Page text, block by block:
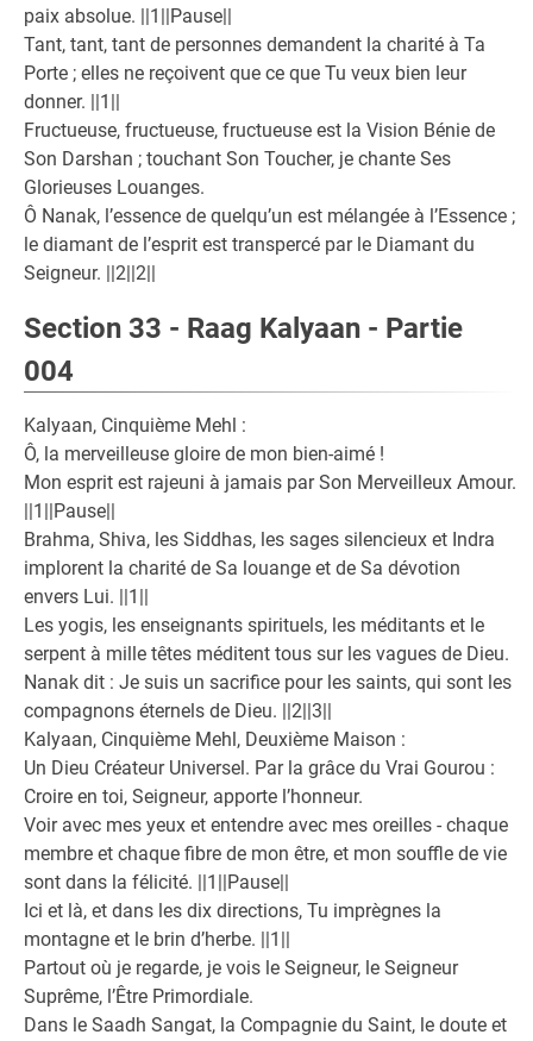
paix absolue. ||1||Pause||
Tant, tant, tant de personnes demandent la charité à Ta
Porte ; elles ne reçoivent que ce que Tu veux bien leur
donner. ||1||
Fructueuse, fructueuse, fructueuse est la Vision Bénie de
Son Darshan ; touchant Son Toucher, je chante Ses
Glorieuses Louanges.
Ô Nanak, l’essence de quelqu’un est mélangée à l’Essence ;
le diamant de l’esprit est transpercé par le Diamant du
Seigneur. ||2||2||
Section 33 - Raag Kalyaan - Partie
004
Kalyaan, Cinquième Mehl :
Ô, la merveilleuse gloire de mon bien-aimé !
Mon esprit est rajeuni à jamais par Son Merveilleux Amour.
||1||Pause||
Brahma, Shiva, les Siddhas, les sages silencieux et Indra
implorent la charité de Sa louange et de Sa dévotion
envers Lui. ||1||
Les yogis, les enseignants spirituels, les méditants et le
serpent à mille têtes méditent tous sur les vagues de Dieu.
Nanak dit : Je suis un sacrifice pour les saints, qui sont les
compagnons éternels de Dieu. ||2||3||
Kalyaan, Cinquième Mehl, Deuxième Maison :
Un Dieu Créateur Universel. Par la grâce du Vrai Gourou :
Croire en toi, Seigneur, apporte l’honneur.
Voir avec mes yeux et entendre avec mes oreilles - chaque
membre et chaque fibre de mon être, et mon souffle de vie
sont dans la félicité. ||1||Pause||
Ici et là, et dans les dix directions, Tu imprègnes la
montagne et le brin d’herbe. ||1||
Partout où je regarde, je vois le Seigneur, le Seigneur
Suprême, l’Être Primordiale.
Dans le Saadh Sangat, la Compagnie du Saint, le doute et